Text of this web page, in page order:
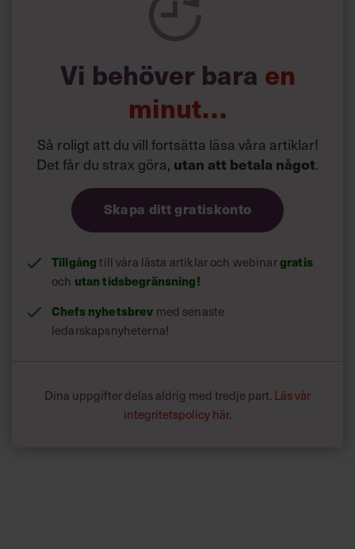
Vi behöver bara en
minut…
Så roligt att du vill fortsätta läsa våra artiklar!
Det får du strax göra, utan att betala något.
Skapa ditt gratiskonto
Tillgångtill våra låsta artiklar och webinargratis
och utan tidsbegränsning!
Chefs nyhetsbrev med senaste
ledarskapsnyheterna!
Dina uppgifter delas aldrig med tredje part. Läs vår
integritetspolicy här.